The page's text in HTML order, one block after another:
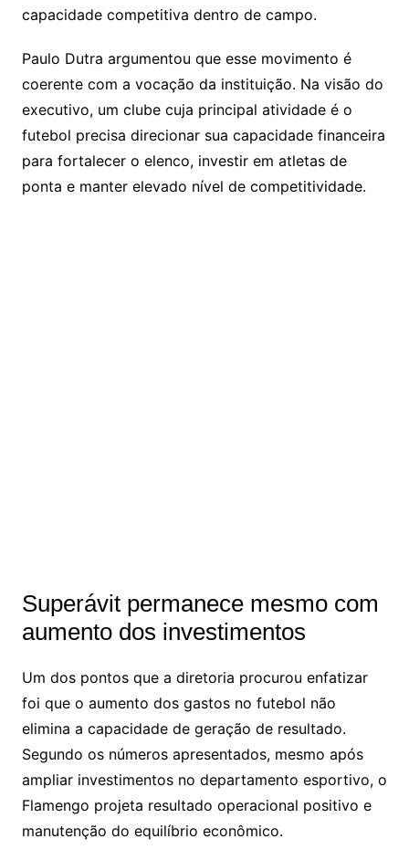
capacidade competitiva dentro de campo.
Paulo Dutra argumentou que esse movimento é
coerente com a vocação da instituição. Na visão do
executivo, um clube cuja principal atividade é o
futebol precisa direcionar sua capacidade financeira
para fortalecer o elenco, investir em atletas de
ponta e manter elevado nível de competitividade.
Superávit permanece mesmo com
aumento dos investimentos
Um dos pontos que a diretoria procurou enfatizar
foi que o aumento dos gastos no futebol não
elimina a capacidade de geração de resultado.
Segundo os números apresentados, mesmo após
ampliar investimentos no departamento esportivo, o
Flamengo projeta resultado operacional positivo e
manutenção do equilíbrio econômico.